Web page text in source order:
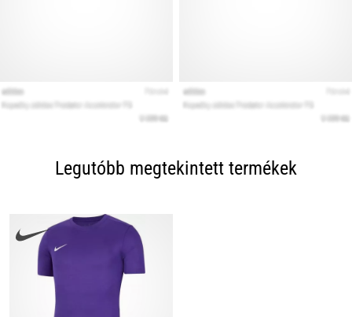
Legutóbb megtekintett termékek